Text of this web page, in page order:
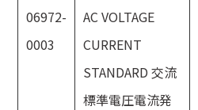
06972-
0003
AC VOLTAGE
CURRENT
STANDARD 交流
標準電圧電流発